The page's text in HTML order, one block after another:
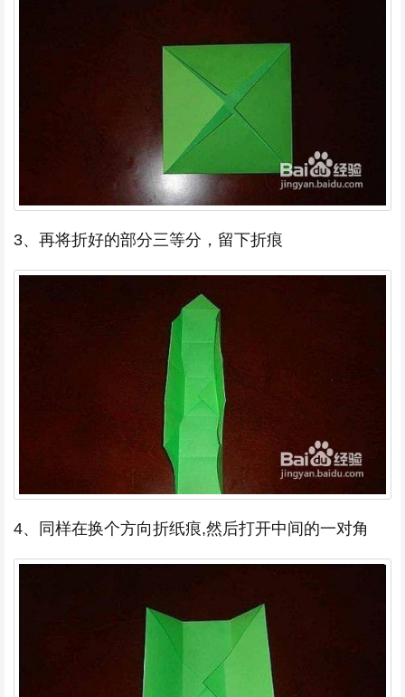
3、再将折好的部分三等分，留下折痕
4、同样在换个方向折纸痕,然后打开中间的一对角